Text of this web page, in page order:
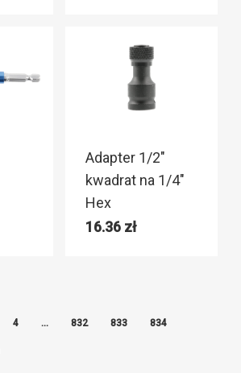
Adapter 1/2″
kwadrat na 1/4″
Hex
16.36 zł
4 … 832 833 834